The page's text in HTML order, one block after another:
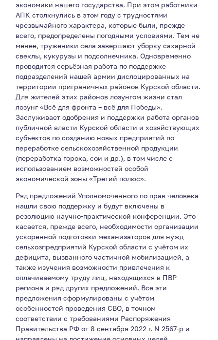
экономики нашего государства. При этом работники
АПК столкнулись в этом году с трудностями
чрезвычайного характера, которые были, прежде
всего, предопределены погодными условиями. Тем не
менее, труженики села завершают уборку сахарной
свеклы, кукурузы и подсолнечника. Одновременно
проводится серьёзная работа по поддержке
подразделений нашей армии дислоцированных на
территории приграничных районов Курской области.
Для жителей этих районов лозунгом жизни стал
лозунг «Всё для фронта – всё для Победы».
Заслуживает одобрения и поддержки работа органов
публичной власти Курской области и хозяйствующих
субъектов по созданию новых предприятий по
переработке сельскохозяйственной продукции
(переработка гороха, сои и др.), в том числе с
использованием возможностей особой
экономической зоны «Третий полюс».
Ряд предложений Уполномоченного по прав человека
нашли свою поддержку и будут включены в
резолюцию научно-практической конференции. Это
касается, прежде всего, необходимости организации
ускоренной подготовки механизаторов для нужд
сельхозпредприятий Курской области с учётом их
дефицита, вызванного частичной мобилизацией, а
также изучения возможности привлечения к
оплачиваемому труду лиц, находящихся в ПВР
региона и ряд других предложений. Все эти
предложения сформулированы с учётом
особенностей проведения СВО, в точном
соответствии с требованиями Распоряжения
Правительства РФ от 8 сентября 2022 г. N 2567-р и